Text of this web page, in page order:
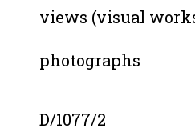
views (visual
photographs
D/1077/2